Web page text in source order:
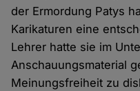
der Ermordung Patys
Karikaturen eine
Lehrer hatte sie im
Anschauungsmaterial
Meinungsfreiheit zu